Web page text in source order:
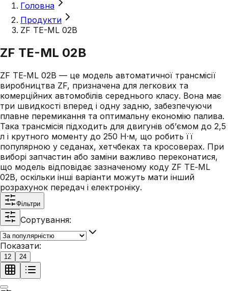
Головна
Продукти
ZF TE-ML 02B
ZF TE-ML 02B
ZF TE‑ML 02B — це модель автоматичної трансмісії
виробництва ZF, призначена для легкових та
комерційних автомобілів середнього класу. Вона має
три швидкості вперед і одну задню, забезпечуючи
плавне перемикання та оптимальну економію палива.
Така трансмісія підходить для двигунів об’ємом до 2,5
л і крутного моменту до 250 Н·м, що робить її
популярною у седанах, хетчбеках та кросоверах. При
виборі запчастин або заміни важливо переконатися,
що модель відповідає зазначеному коду ZF TE‑ML
02B, оскільки інші варіанти можуть мати інший
розрахунок передач і електроніку.
Фільтри
Сортування:
Показати:
12 24